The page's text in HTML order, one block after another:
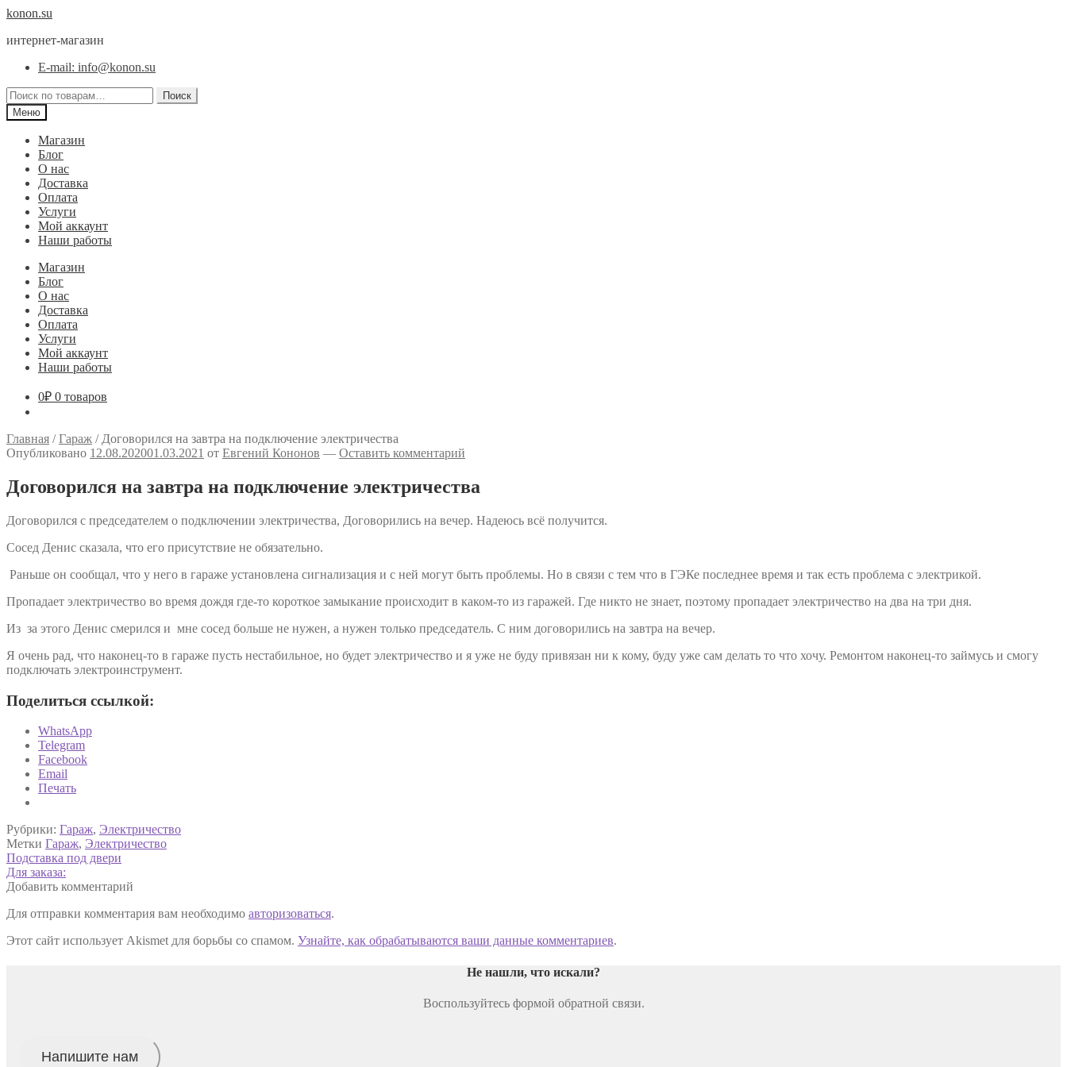
Перейти
навигации
Перейти
содержимому
konon.su
интернет-магазин
E-mail: info@konon.su
Искать:
Поиск
Меню
Магазин
Блог
О нас
Доставка
Оплата
Услуги
Мой аккаунт
Наши работы
Магазин
Блог
О нас
Доставка
Оплата
Услуги
Мой аккаунт
Наши работы
0₽ 0 товаров
Главная /Гараж / Договорился на завтра на подключение электричества
Опубликовано 12.08.202001.03.2021 от Евгений Кононов — Оставить комментарий
Договорился на завтра на подключение электричества
Договорился с председателем о подключении электричества, Договорились на вечер. Надеюсь всё получится.
Сосед Денис сказала, что его присутствие не обязательно.
Раньше он сообщал, что у него в гараже установлена сигнализация и с ней могут быть проблемы. Но в связи с тем что в ГЭКе последнее время и так есть проблема с электрикой.
Пропадает электричество во время дождя где-то короткое замыкание происходит в каком-то из гаражей. Где никто не знает, поэтому пропадает электричество на два на три дня.
Из за этого Денис смерился и мне сосед больше не нужен, а нужен только председатель. С ним договорились на завтра на вечер.
Я очень рад, что наконец-то в гараже пусть нестабильное, но будет электричество и я уже не буду привязан ни к кому, буду уже сам делать то что хочу. Ремонтом наконец-то займусь и смогу
подключать электроинструмент.
Поделиться ссылкой:
WhatsApp
Telegram
Facebook
Email
Печать
Рубрики: Гараж, Электричество
Метки Гараж, Электричество
Навигация
по
записям
Предыдущая
запись:
Подставка под двери
Следующая
запись:
Для заказа:
Добавить комментарий
Для отправки комментария вам необходимо авторизоваться.
Этот сайт использует Akismet для борьбы со спамом. Узнайте, как обрабатываются ваши данные комментариев.
Не нашли, что искали?
Воспользуйтесь формой обратной связи.
Напишите нам